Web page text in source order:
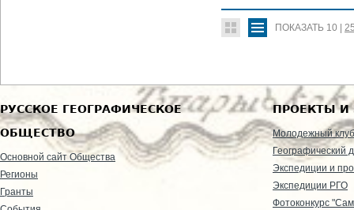
ПОКАЗАТЬ 10
РУССКОЕ ГЕОГРАФИЧЕСКОЕ
ОБЩЕСТВО
Основной сайт Общества
Регионы
Гранты
ПРОЕКТЫ И
Молодежный клуб
Географический
Экспедиции и
Экспедиции РГО
Фотоконкурс